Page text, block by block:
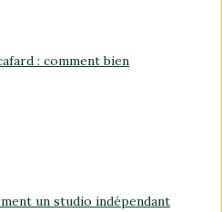
: comment bien
un studio indépendant